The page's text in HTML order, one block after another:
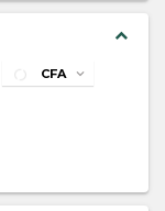
expand_less
CFA expand_more